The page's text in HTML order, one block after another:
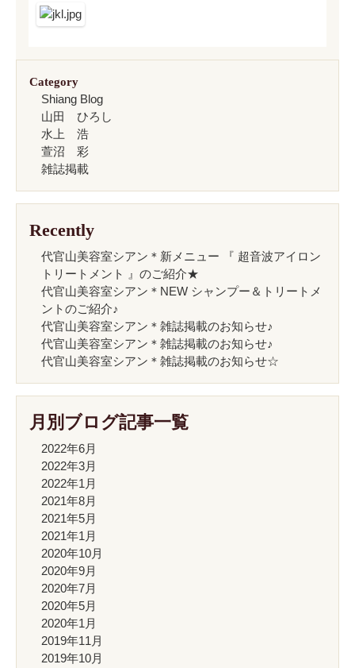
Category
Shiang Blog
山田 ひろし
水上 浩
萱沼 彩
雑誌掲載
Recently
代官山美容室シアン＊新メニュー 『 超音波アイロン
トリートメント 』のご紹介★
代官山美容室シアン＊NEW シャンプー＆トリートメ
ントのご紹介♪
代官山美容室シアン＊雑誌掲載のお知らせ♪
代官山美容室シアン＊雑誌掲載のお知らせ♪
代官山美容室シアン＊雑誌掲載のお知らせ☆
月別ブログ記事一覧
2022年6月
2022年3月
2022年1月
2021年8月
2021年5月
2021年1月
2020年10月
2020年9月
2020年7月
2020年5月
2020年1月
2019年11月
2019年10月